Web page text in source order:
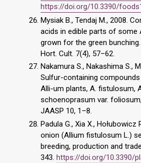
https://doi.org/10.3390/
Mysiak B., Tendaj M., 2008.
acids in edible parts of some
grown for the green
Hort. Cult. 7(4), 57–62.
Nakamura S., Nakashima S.,
Sulfur-containing
Alli-um plants, A. fistulosum,
schoenoprasum var.
JAASP 10, 1–8.
Padula G., Xia X., Hołubowicz
onion (Allium fistulosum L.)
breeding, production and
343. https://doi.org/10.3390/